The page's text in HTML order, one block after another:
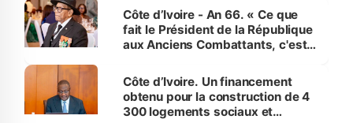
Côte d’Ivoire - An 66. « Ce que
fait le Président de la République
aux Anciens Combattants, c'est
Côte d’Ivoire. Un financement
obtenu pour la construction de 4
300 logements sociaux et